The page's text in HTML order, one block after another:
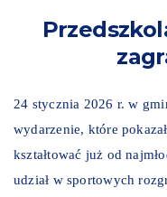
24 stycznia 2026 r. w
wydarzenie, które
kształtować już od
udział w sportowych